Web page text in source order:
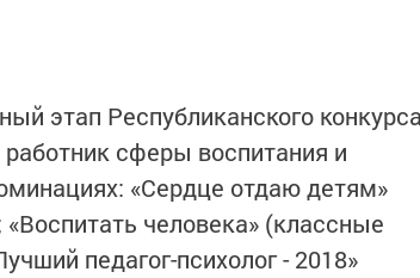
этап Республиканского
сферы воспитания и
«Сердце отдаю детям»
человека» (классные
педагог-психолог - 2018»